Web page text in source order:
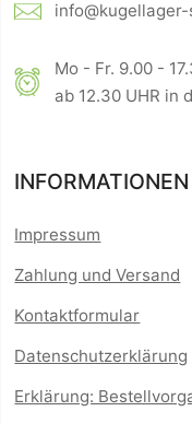
Mo - Fr. 9.00 -
ab 12.30 UHR in
INFORMATIONEN
Impressum
Zahlung und Versand
Kontaktformular
Datenschutzerklärung
Erklärung: